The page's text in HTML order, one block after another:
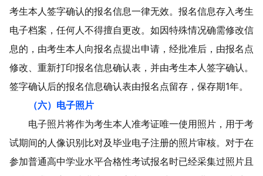
考生本人签字确认的报名信息一律无效。 报名信息存入考生
电子档案， 任何人不得擅自更改。 如因特殊情况确需修改信
息的，由考生本人向报名点提出申请，经批准后，由报名点
修改、 重新打印报名信息确认表，并由考生本人签字确认。
签字确认后的报名信息确认表由报名点留存，保存期1年。
（六）电子照片
电子照片将作为考生本人准考证唯一使用照片，用于考
试期间的人像识别比对及毕业电子注册的照片审核。 对于在
参加普通高中学业水平合格性考试报名时已经采集过照片且